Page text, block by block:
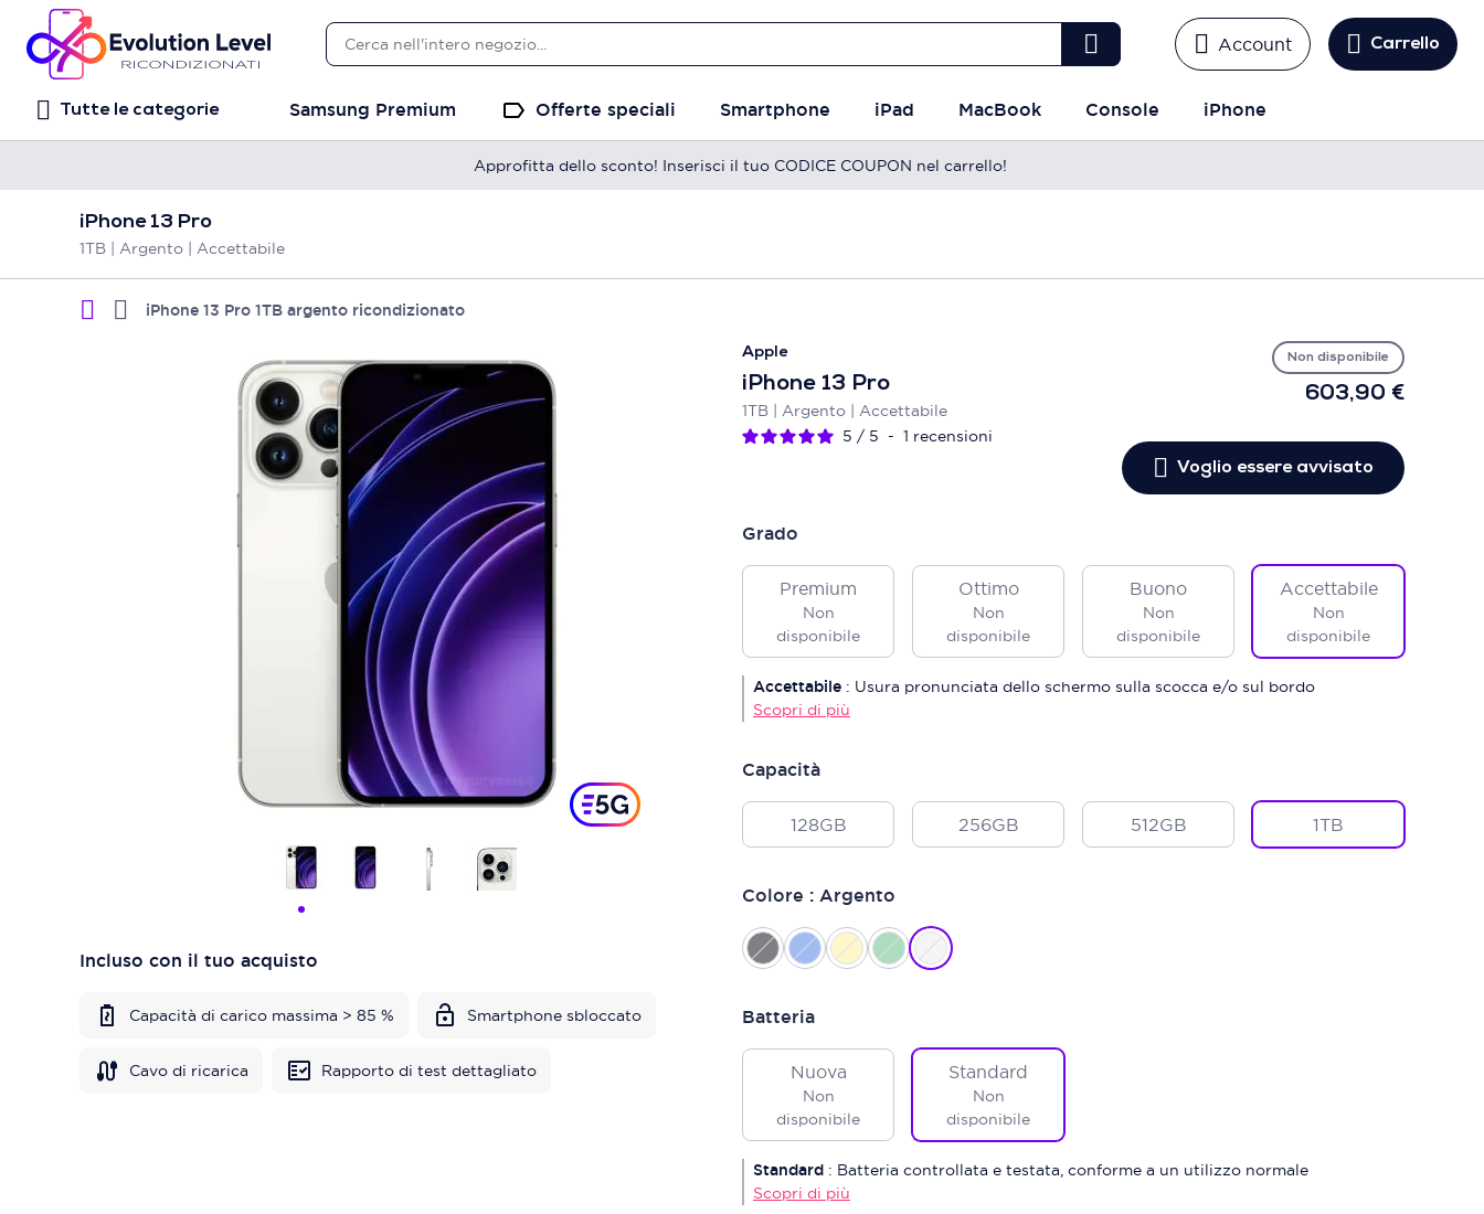
Account Carrello
Tutte le categorie Samsung Premium Offerte speciali Smartphone iPad MacBook Console iPhone
Approfitta dello sconto! Inserisci il tuo CODICE COUPON nel carrello!
iPhone 13 Pro
1TB | Argento | Accettabile
iPhone 13 Pro 1TB argento ricondizionato
Apple
iPhone 13 Pro
1TB | Argento | Accettabile
5 / 5 - 1 recensioni
Non disponibile
Incluso con il tuo acquisto
Capacità di carico massima > 85 % Smartphone sbloccato
Cavo di ricarica Rapporto di test dettagliato
603,90 €
Voglio essere avvisato
Grado
Premium
Non
disponibile
Ottimo
Non
disponibile
Buono
Non
disponibile
Accettabile
Non
disponibile
Accettabile : Usura pronunciata dello schermo sulla scocca e/o sul bordo
Scopri di più
Capacità
128GB 256GB 512GB 1TB
Colore : Argento
Batteria
Nuova
Non
disponibile
Standard
Non
disponibile
Standard : Batteria controllata e testata, conforme a un utilizzo normale
Scopri di più